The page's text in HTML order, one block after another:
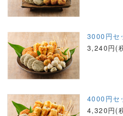
3000円セ
3,240円(
4000円セ
4,320円(